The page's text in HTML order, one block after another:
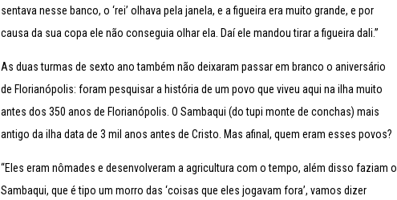
sentava nesse banco, o ‘rei’ olhava pela janela, e a figueira era muito grande, e por
causa da sua copa ele não conseguia olhar ela. Daí ele mandou tirar a figueira dali.”
As duas turmas de sexto ano também não deixaram passar em branco o aniversário
de Florianópolis: foram pesquisar a história de um povo que viveu aqui na ilha muito
antes dos 350 anos de Florianópolis. O Sambaqui (do tupi monte de conchas) mais
antigo da ilha data de 3 mil anos antes de Cristo. Mas afinal, quem eram esses povos?
“Eles eram nômades e desenvolveram a agricultura com o tempo, além disso faziam o
Sambaqui, que é tipo um morro das ‘coisas que eles jogavam fora’, vamos dizer